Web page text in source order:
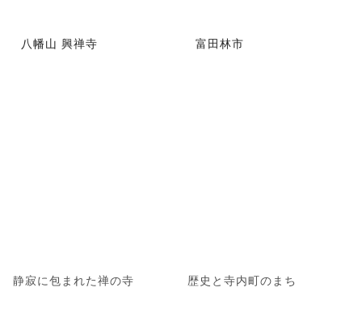
八幡山 興禅寺
静寂に包まれた禅の寺
富田林市
歴史と寺内町のまち